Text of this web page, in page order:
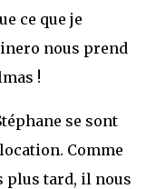
ce que je
nous prend
!
se sont
Comme
plus tard, il nous